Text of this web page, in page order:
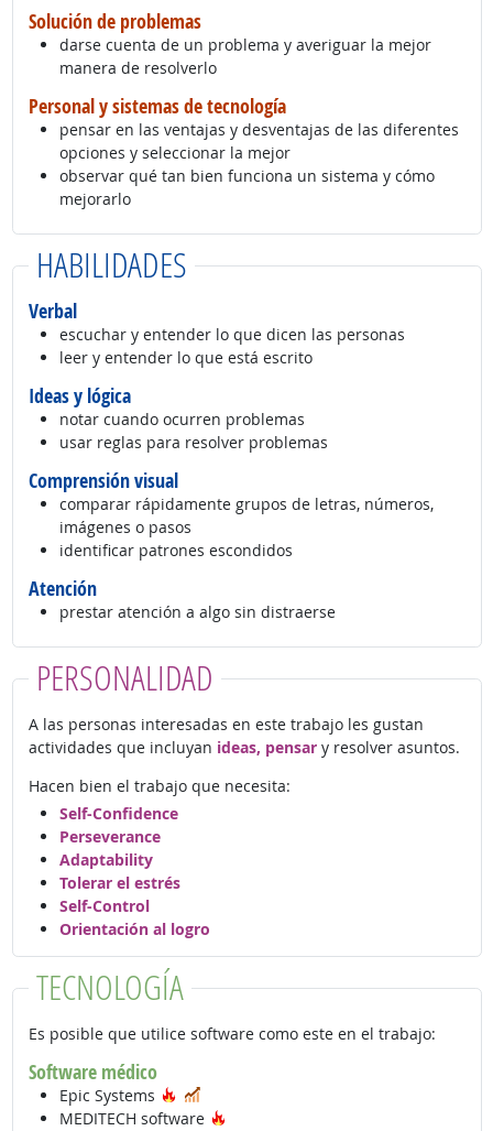
Solución de problemas
darse cuenta de un problema y averiguar la mejor
manera de resolverlo
Personal y sistemas de tecnología
pensar en las ventajas y desventajas de las diferentes
opciones y seleccionar la mejor
observar qué tan bien funciona un sistema y cómo
mejorarlo
HABILIDADES
Verbal
escuchar y entender lo que dicen las personas
leer y entender lo que está escrito
Ideas y lógica
notar cuando ocurren problemas
usar reglas para resolver problemas
Comprensión visual
comparar rápidamente grupos de letras, números,
imágenes o pasos
identificar patrones escondidos
Atención
prestar atención a algo sin distraerse
PERSONALIDAD
A las personas interesadas en este trabajo les gustan
actividades que incluyan ideas, pensary resolver asuntos.
Hacen bien el trabajo que necesita:
Self-Confidence
Perseverance
Adaptability
Tolerar el estrés
Self-Control
Orientación al logro
TECNOLOGÍA
Es posible que utilice software como este en el trabajo:
Software médico
Epic Systems Tecnología de moda
MEDITECH software